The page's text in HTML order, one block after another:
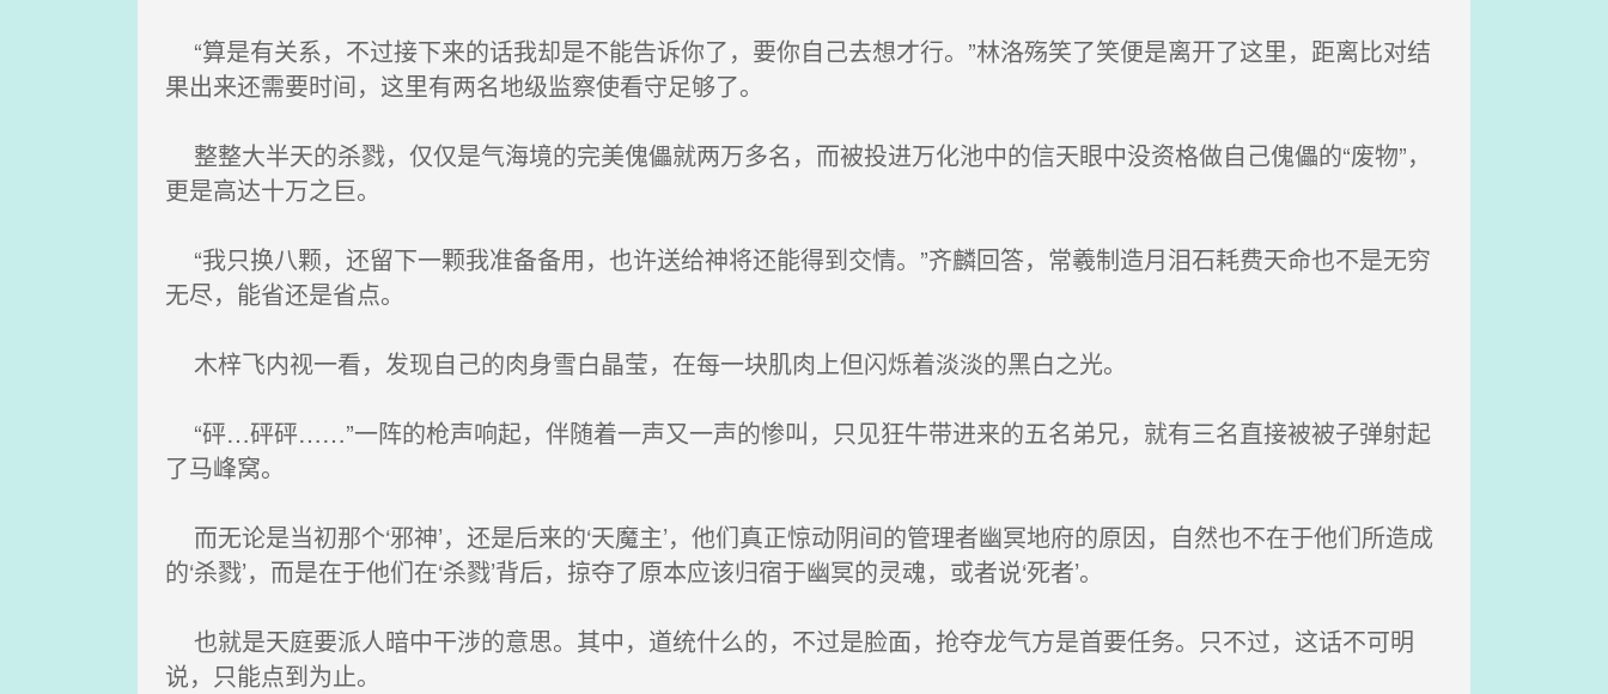
“算是有关系，不过接下来的话我却是不能告诉你了，要你自己去想才行。”林洛殇笑了笑便是离开了这里，距离比对结
果出来还需要时间，这里有两名地级监察使看守足够了。
整整大半天的杀戮，仅仅是气海境的完美傀儡就两万多名，而被投进万化池中的信天眼中没资格做自己傀儡的“废物”，
更是高达十万之巨。
“我只换八颗，还留下一颗我准备备用，也许送给神将还能得到交情。”齐麟回答，常羲制造月泪石耗费天命也不是无穷
无尽，能省还是省点。
木梓飞内视一看，发现自己的肉身雪白晶莹，在每一块肌肉上但闪烁着淡淡的黑白之光。
“砰…砰砰……”一阵的枪声响起，伴随着一声又一声的惨叫，只见狂牛带进来的五名弟兄，就有三名直接被被子弹射起
了马峰窝。
而无论是当初那个‘邪神’，还是后来的‘天魔主’，他们真正惊动阴间的管理者幽冥地府的原因，自然也不在于他们所造成
的‘杀戮’，而是在于他们在‘杀戮’背后，掠夺了原本应该归宿于幽冥的灵魂，或者说‘死者’。
也就是天庭要派人暗中干涉的意思。其中，道统什么的，不过是脸面，抢夺龙气方是首要任务。只不过，这话不可明
说，只能点到为止。